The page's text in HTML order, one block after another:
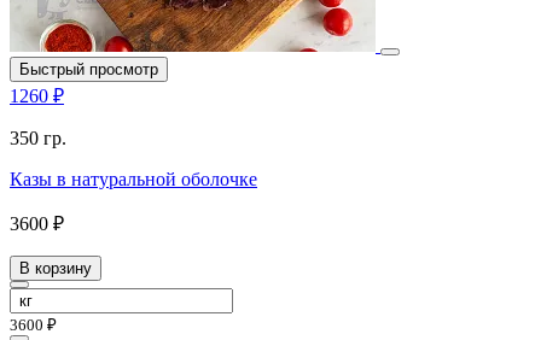
Быстрый просмотр
1260 ₽
350 гр.
Казы в натуральной оболочке
3600 ₽
В корзину
3600 ₽